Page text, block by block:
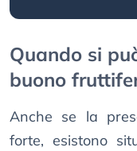
Quando si
buono
Anche se la
forte, esistono